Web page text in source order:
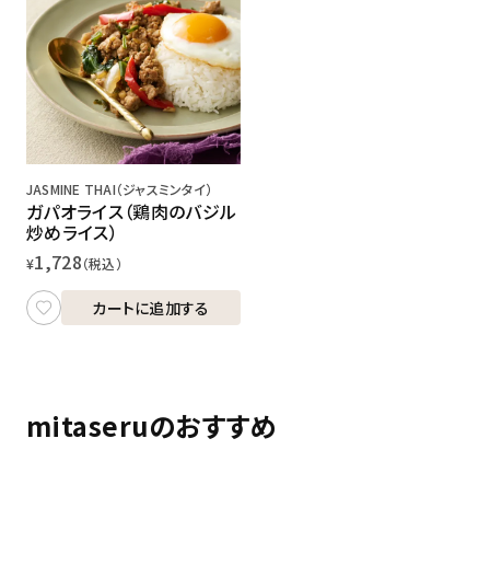
JASMINE THAI（ジャスミンタイ）
ガパオライス（鶏肉のバジル
炒めライス）
¥1,728（税込）
カートに追加する
mitaseruのおすすめ